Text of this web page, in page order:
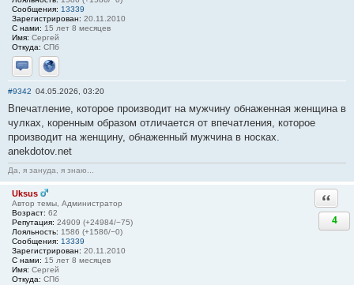
Сообщения: 13339
Зарегистрирован: 20.11.2010
С нами: 15 лет 8 месяцев
Имя: Сергей
Откуда: СПб
Отправить личное сообщение
Сайт
#9342 04.05.2026, 03:20
Впечатление, которое производит на мужчину обнаженная женщина в
чулках, коренным образом отличается от впечатления, которое
производит на женщину, обнаженный мужчина в носках.
anekdotov.net
Да, я зануда, я знаю...
Uksus
Автор темы, Администратор
Возраст: 62
Репутация: 24909 (+24984/−75)
Лояльность: 1586 (+1586/−0)
Сообщения: 13339
Зарегистрирован: 20.11.2010
С нами: 15 лет 8 месяцев
Имя: Сергей
Откуда: СПб
4